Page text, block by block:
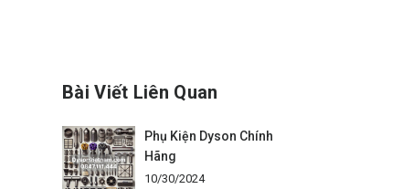
Bài Viết Liên Quan
Phụ Kiện Dyson Chính
Hãng
10/30/2024